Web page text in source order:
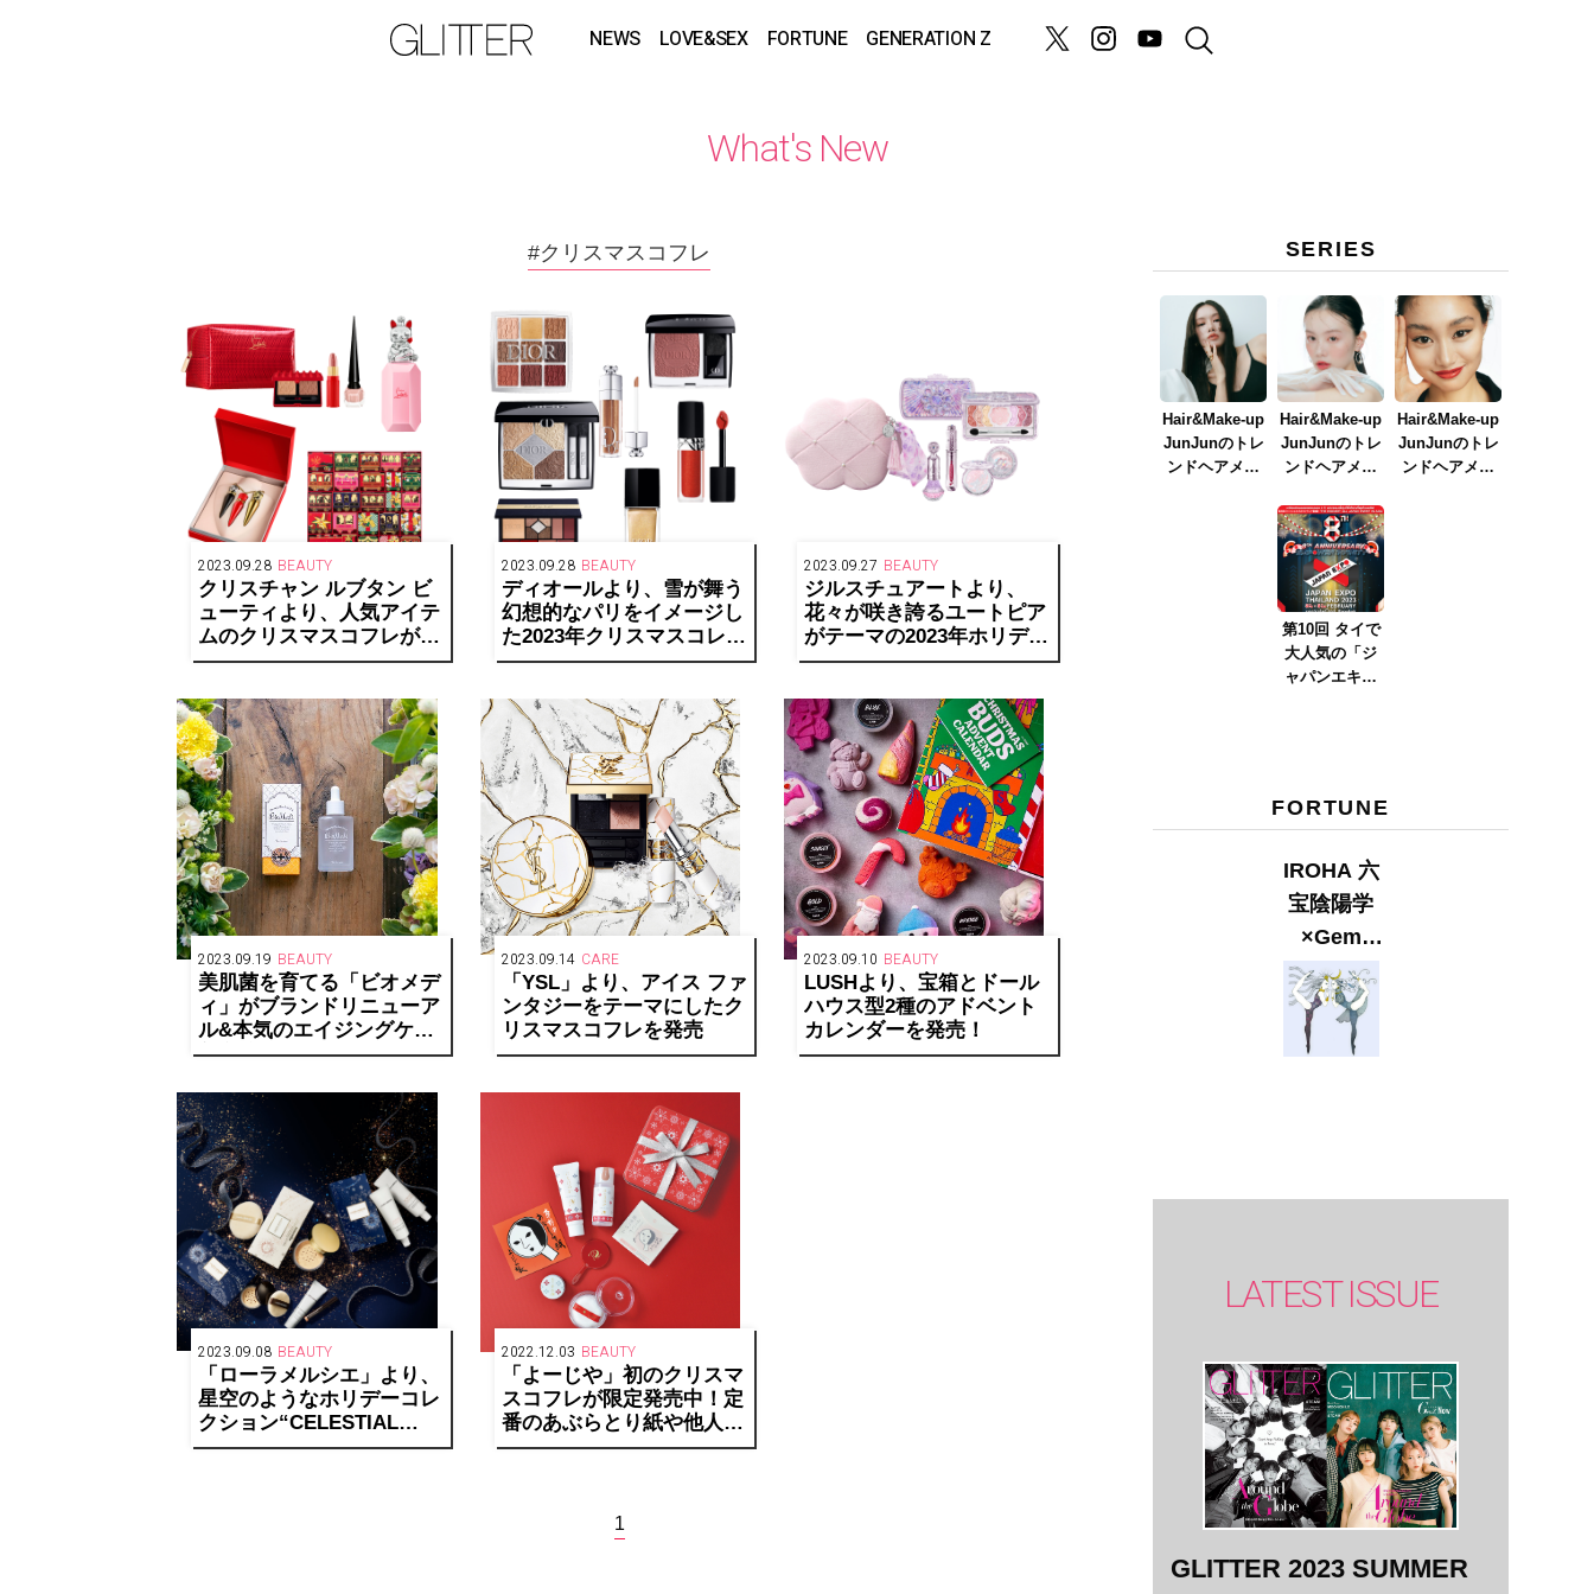
NEWS LOVE&SEX FORTUNE GENERATION Z
What's New
#クリスマスコフレ
2023.09.28 BEAUTY
クリスチャン ルブタン ビ
ューティより、人気アイテ
ムのクリスマスコフレが発
売
2023.09.28 BEAUTY
ディオールより、雪が舞う
幻想的なパリをイメージし
た2023年クリスマスコレク
ションを発表
2023.09.27 BEAUTY
ジルスチュアートより、
花々が咲き誇るユートピア
がテーマの2023年ホリデー
コレクションを発売
2023.09.19 BEAUTY
美肌菌を育てる「ビオメデ
ィ」がブランドリニューア
ル&本気のエイジングケア
美容液を発売！
2023.09.14 CARE
「YSL」より、アイス ファ
ンタジーをテーマにしたク
リスマスコフレを発売
2023.09.10 BEAUTY
LUSHより、宝箱とドール
ハウス型2種のアドベント
カレンダーを発売！
2023.09.08 BEAUTY
「ローラメルシエ」より、
星空のようなホリデーコレ
クション“CELESTIAL
CELEBRATION”が登場
2022.12.03 BEAUTY
「よーじや」初のクリスマ
スコフレが限定発売中！定
番のあぶらとり紙や他人気
アイテムがぎっしり！
1
SERIES
Hair&Make-up
JunJunのトレ
ンドヘアメイ
Hair&Make-up
JunJunのトレ
ンドヘアメイ
イク
ver.2023』
Hair&Make-up
JunJunのトレ
ンドヘアメイ
第10回 タイで
大人気の「ジ
ャパンエキス
FORTUNE
IROHA 六
宝陰陽学
×Gem
Muse
【GLITTER
2023
LATEST ISSUE
GLITTER 2023 SUMMER